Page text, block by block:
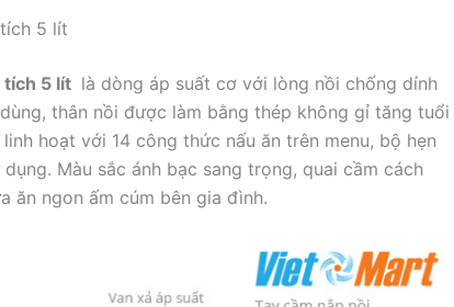
5 lít
tích 5 lít là dòng áp suất cơ với lòng nồi chống dính
thân nồi được làm bằng thép không gỉ tăng tuổi
hoạt với 14 công thức nấu ăn trên menu, bộ hẹn
Màu sắc ánh bạc sang trọng, quai cầm cách
ăn ngon ấm cúm bên gia đình.